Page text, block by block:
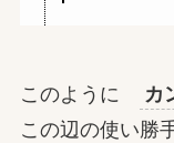
このように カ
この辺の使い勝